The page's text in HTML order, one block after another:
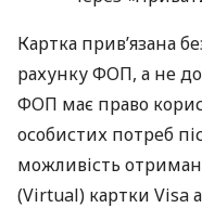
Картка прив’язана
рахунку ФОП, а не
ФОП має право
особистих потреб
можливість
(Virtual) картки Visa